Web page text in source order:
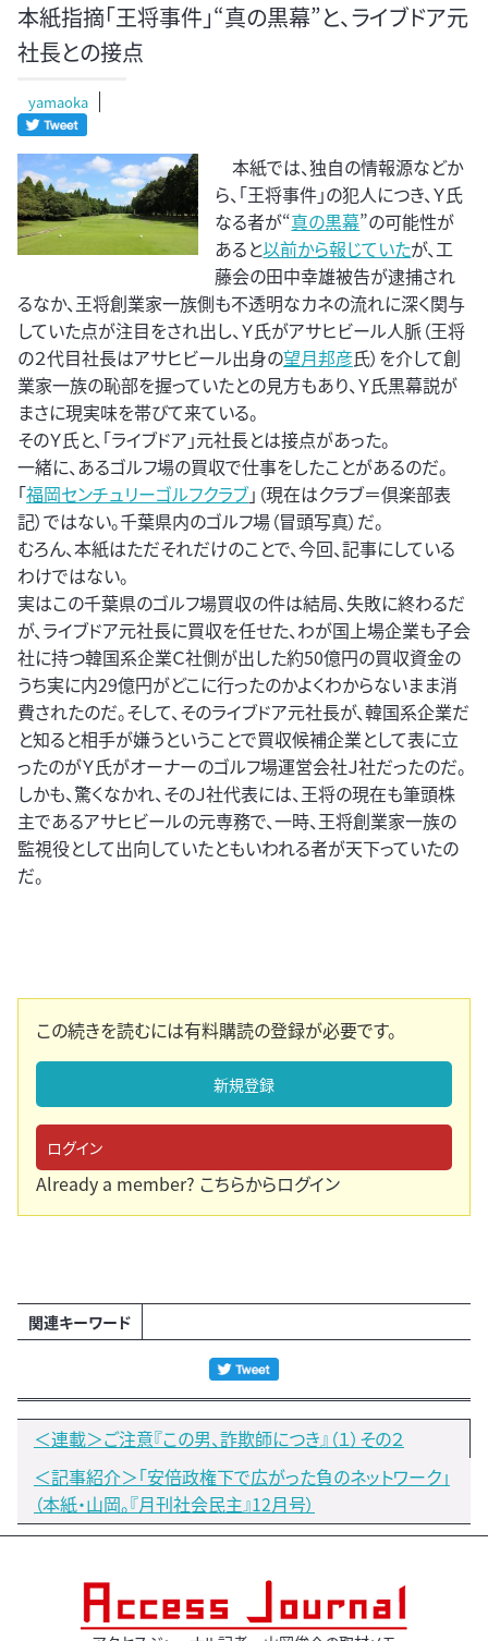
本紙指摘「王将事件」“真の黒幕”と、ライブドア元
社長との接点
yamaoka
本紙では、独自の情報源などか
ら、「王将事件」の犯人につき、Ｙ氏
なる者が“真の黒幕”の可能性が
あると以前から報じていたが、工
藤会の田中幸雄被告が逮捕され
るなか、王将創業家一族側も不透明なカネの流れに深く関与
していた点が注目をされ出し、Ｙ氏がアサヒビール人脈（王将
の２代目社長はアサヒビール出身の望月邦彦氏）を介して創
業家一族の恥部を握っていたとの見方もあり、Ｙ氏黒幕説が
まさに現実味を帯びて来ている。
そのＹ氏と、「ライブドア」元社長とは接点があった。
一緒に、あるゴルフ場の買収で仕事をしたことがあるのだ。
「福岡センチュリーゴルフクラブ」（現在はクラブ＝倶楽部表
記）ではない。千葉県内のゴルフ場（冒頭写真）だ。
むろん、本紙はただそれだけのことで、今回、記事にしている
わけではない。
実はこの千葉県のゴルフ場買収の件は結局、失敗に終わるだ
が、ライブドア元社長に買収を任せた、わが国上場企業も子会
社に持つ韓国系企業Ｃ社側が出した約50億円の買収資金の
うち実に内29億円がどこに行ったのかよくわからないまま消
費されたのだ。そして、そのライブドア元社長が、韓国系企業だ
と知ると相手が嫌うということで買収候補企業として表に立
ったのがＹ氏がオーナーのゴルフ場運営会社Ｊ社だったのだ。
しかも、驚くなかれ、そのＪ社代表には、王将の現在も筆頭株
主であるアサヒビールの元専務で、一時、王将創業家一族の
監視役として出向していたともいわれる者が天下っていたの
だ。
この続きを読むには有料購読の登録が必要です。
新規登録
ログイン
Already a member? こちらからログイン
関連キーワード
＜連載＞ご注意『この男、詐欺師につき』（１）その２
＜記事紹介＞「安倍政権下で広がった負のネットワーク」
（本紙・山岡。『月刊社会民主』12月号）